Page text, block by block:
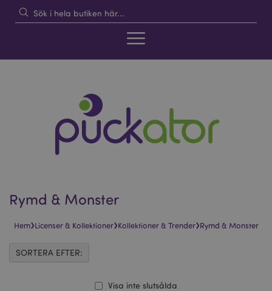
Rymd & Monster
Hem›Licenser & Kollektioner›Kollektioner & Trender›Rymd & Monster
Visa inte slutsålda
SORTERA EFTER: